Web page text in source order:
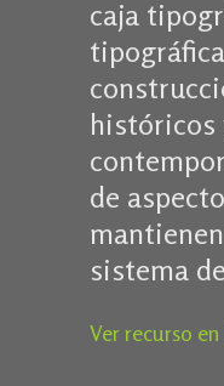
caja
históricos
de
sistema
Ver recurso